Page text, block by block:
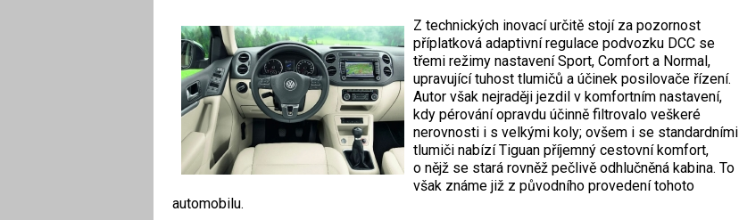
Z technických inovací určitě stojí za pozornost
příplatková adaptivní regulace podvozku DCC se
třemi režimy nastavení Sport, Comfort a Normal,
upravující tuhost tlumičů a účinek posilovače řízení.
Autor však nejraději jezdil v komfortním nastavení,
kdy pérování opravdu účinně filtrovalo veškeré
nerovnosti i s velkými koly; ovšem i se standardními
tlumiči nabízí Tiguan příjemný cestovní komfort,
o nějž se stará rovněž pečlivě odhlučněná kabina. To
však známe již z původního provedení tohoto
automobilu.